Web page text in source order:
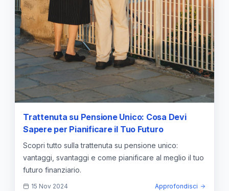
Trattenuta su Pensione Unico: Cosa Devi
Sapere per Pianificare il Tuo Futuro
Scopri tutto sulla trattenuta su pensione unico:
vantaggi, svantaggi e come pianificare al meglio il tuo
futuro finanziario.
15 Nov 2024 Approfondisci